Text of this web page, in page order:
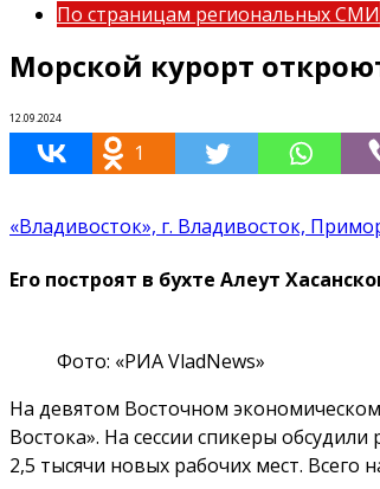
По страницам региональных СМИ
Морской курорт
12.09.2024
1
«Владивосток», г. Владивосток,
Его построят в бухте Алеут
Фото: «РИА VladNews»
На девятом Восточном
Востока». На сессии спикеры
2,5 тысячи новых рабочих мест.